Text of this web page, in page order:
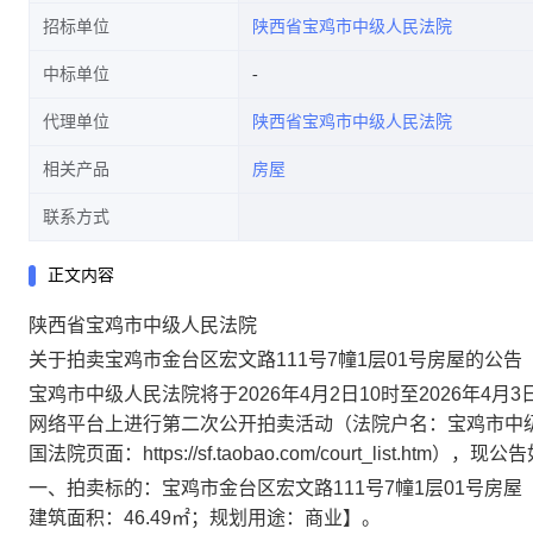
招标单位 陕西省宝鸡市中级人民法院
中标单位
代理单位 陕西省宝鸡市中级人民法院
相关产品 房屋
联系方式
正文内容
陕西省宝鸡市中级人民法院
关于拍卖宝鸡市金台区宏文路111号7幢1层01号房屋的公告
宝鸡市中级人民法院将于2026年4月2日 10时至2026年4月3
网络平台上进行第二次公开拍卖活动（法院户名：宝鸡市
国法院页面：
https://sf.taobao.com/court_list.htm），现公告
一、拍卖标的：宝鸡市金台区宏文路111号7幢1层01号房屋
建筑面积： 46.49㎡；规划用途：商业】。